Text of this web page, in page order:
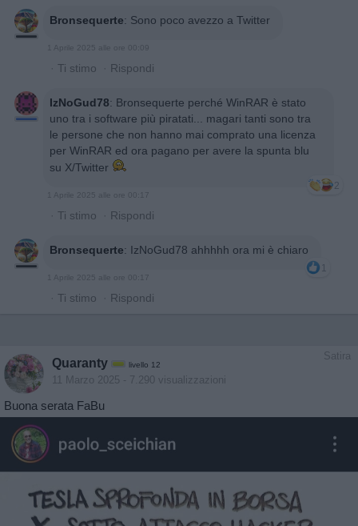
Bronsequerte: Sono poco avezzo a Twitter
1 Aprile 2025 alle ore 00:09
· Ti stimo · Rispondi
IzNoGud78: Bronsequerte perché WinRAR è stato
uno tra i software più piratati... magari tanti sono tra
le persone che non hanno mai comprato una licenza
per WinRAR ed ora pagano per avere la spunta blu
su X/Twitter
2
1 Aprile 2025 alle ore 00:17
· Ti stimo · Rispondi
Bronsequerte: IzNoGud78 ahhhhh ora mi è chiaro
1
1 Aprile 2025 alle ore 00:17
· Ti stimo · Rispondi
Satira
Quaranty livello 12
11 Marzo 2025 - 7.290 visualizzazioni
Buona serata FaBu